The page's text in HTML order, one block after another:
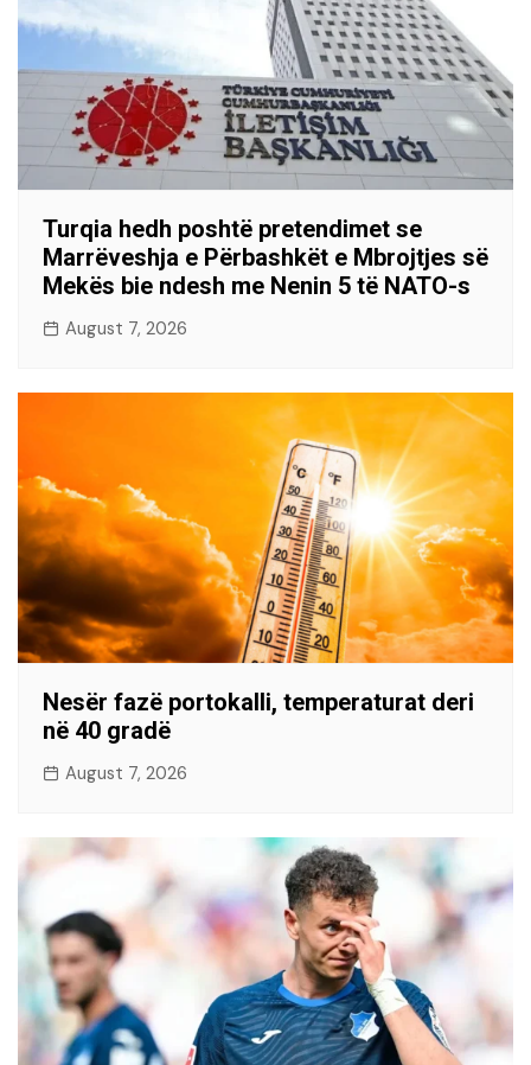
Turqia hedh poshtë pretendimet se
Marrëveshja e Përbashkët e Mbrojtjes së
Mekës bie ndesh me Nenin 5 të NATO-s
August 7, 2026
Nesër fazë portokalli, temperaturat deri
në 40 gradë
August 7, 2026